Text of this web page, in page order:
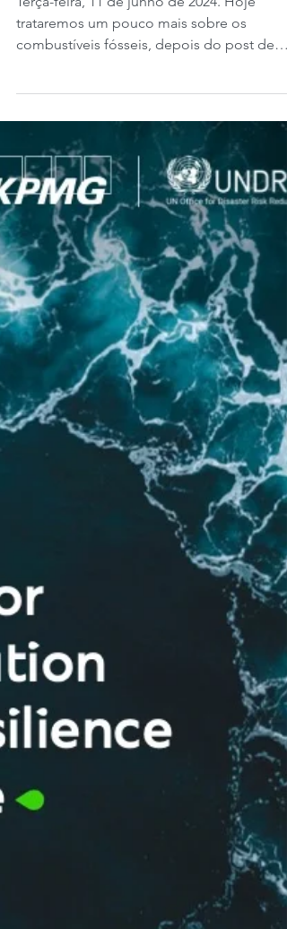
abandonar todos os
combustíveis fósseis”.
combustíveis fósseis, depois do post de
ontem sobre o recente...